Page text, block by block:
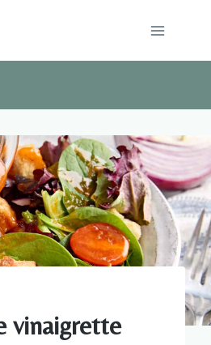
vinaigrette